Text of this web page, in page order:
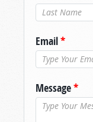
Nom de
famille*
Email*
Message*